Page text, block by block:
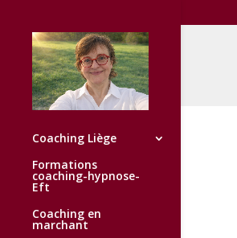
Coaching Liège
Formations
coaching-hypnose-
Eft
Coaching en
marchant